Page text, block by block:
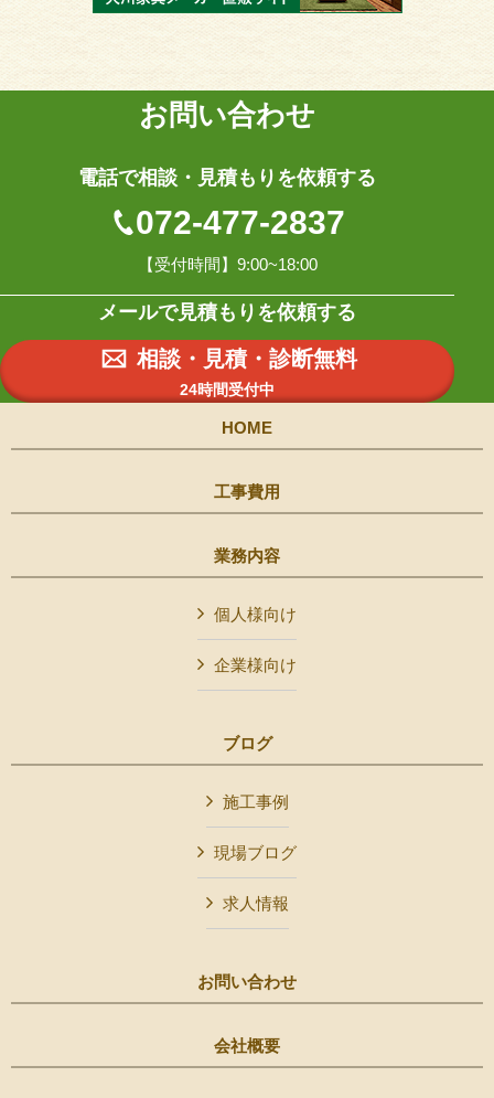
お問い合わせ
電話で相談・見積もりを依頼する
072-477-2837
【受付時間】9:00~18:00
メールで見積もりを依頼する
相談・見積・診断無料
24時間受付中
HOME
工事費用
業務内容
個人様向け
企業様向け
ブログ
施工事例
現場ブログ
求人情報
お問い合わせ
会社概要